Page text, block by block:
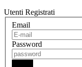
Utenti Registrati
Email
Password